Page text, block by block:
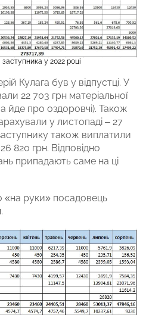
у 2022 році
Кулага був у відпустці. У
22 703 грн матеріальної
йде про оздоровчі). Також
у листопаді – 27
також виплатили
26 820 грн. Відповідно
припадають саме на ці
«на руки» посадовець